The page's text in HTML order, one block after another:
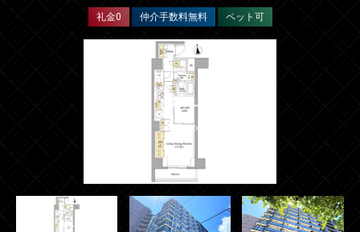
礼金0 仲介手数料無料 ペット可